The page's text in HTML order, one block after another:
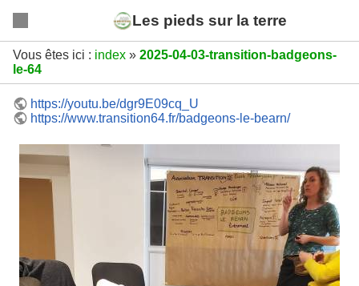
Les pieds sur la terre
Vous êtes ici : index » 2025-04-03-transition-badgeons-
le-64
https://youtu.be/dgr9E09cq_U
https://www.transition64.fr/badgeons-le-bearn/